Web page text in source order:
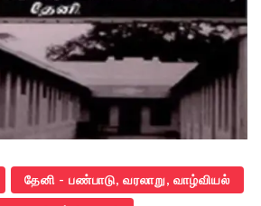
தேனி - பண்பாடு, வரலாறு, வாழ்வியல்